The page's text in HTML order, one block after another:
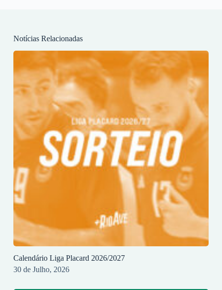
Notícias Relacionadas
Calendário Liga Placard 2026/2027
30 de Julho, 2026